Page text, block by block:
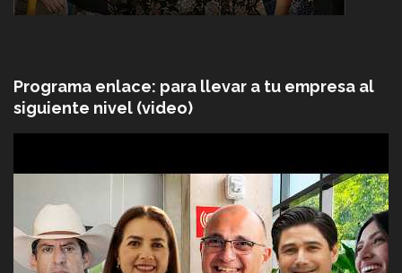
Programa enlace: para llevar a tu empresa al
siguiente nivel (video)